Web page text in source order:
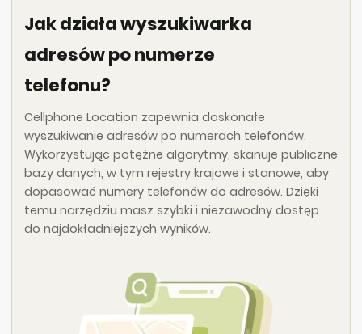
Jak działa wyszukiwarka
adresów po numerze
telefonu?
Cellphone Location zapewnia doskonałe
wyszukiwanie adresów po numerach telefonów.
Wykorzystując potężne algorytmy, skanuje publiczne
bazy danych, w tym rejestry krajowe i stanowe, aby
dopasować numery telefonów do adresów. Dzięki
temu narzędziu masz szybki i niezawodny dostęp
do najdokładniejszych wyników.